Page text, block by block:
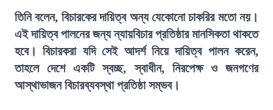
তিনি বলেন, বিচারকের দায়িত্ব অন্য যেকোনো চাকরির মতো নয়।
এই দায়িত্ব পালনের জন্য ন্যায়বিচার প্রতিষ্ঠার মানসিকতা থাকতে
হবে। বিচারকরা যদি সেই আদর্শ নিয়ে দায়িত্ব পালন করেন,
তাহলে দেশে একটি স্বচ্ছ, স্বাধীন, নিরপেক্ষ ও জনগণের
আস্থাভাজন বিচারব্যবস্থা প্রতিষ্ঠা সম্ভব।